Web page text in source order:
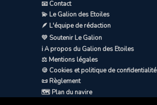
📧 Contact
💫 Le Galion des Etoiles
🪶 L'équipe de rédaction
💛 Soutenir Le Galion
ℹ️ A propos du Galion des Etoiles
⚖️ Mentions légales
🍪 Cookies et politique de confidentialité
📜 Règlement
🗺️ Plan du navire